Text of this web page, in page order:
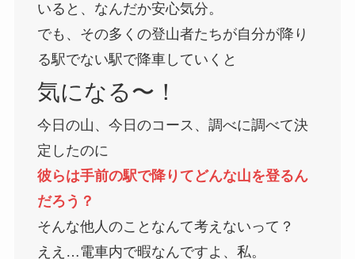
いると、なんだか安心気分。
でも、その多くの登山者たちが自分が降り
る駅でない駅で降車していくと
気になる〜！
今日の山、今日のコース、調べに調べて決
定したのに
彼らは手前の駅で降りてどんな山を登るん
だろう？
そんな他人のことなんて考えないって？
ええ…電車内で暇なんですよ、私。